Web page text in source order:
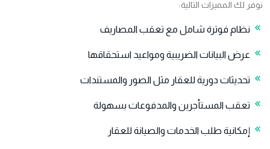
نوفر لك المميزات التالية:
نظام فوترة شامل مع تعقب المصاريف
عرض البيانات الضريبية ومواعيد استحقاقها
تحديثات دورية للعقار مثل الصور والمستندات
تعقب المستأجرين والمدفوعات بسهولة
إمكانية طلب الخدمات والصيانة للعقار